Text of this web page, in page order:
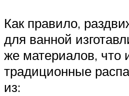
Как правило,
для ванной
же материалов, что
традиционные
из: